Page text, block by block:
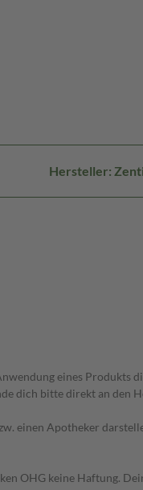
Hersteller:
eines Produkts
dich bitte direkt an den
einen Apotheker
OHG keine Haftung.